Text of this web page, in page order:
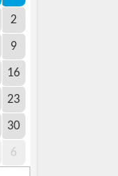
2
9
16
23
30
6